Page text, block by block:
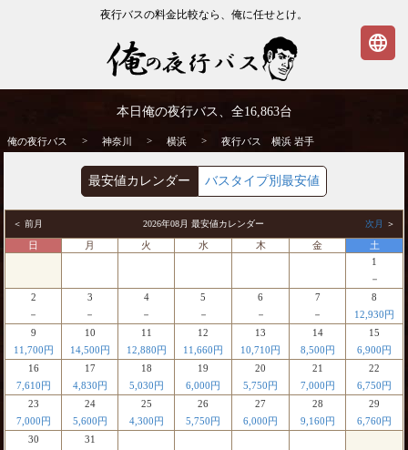
夜行バスの料金比較なら、俺に任せとけ。
夜行バス
本日俺の夜行バス、全16,863台
俺の夜行バス > 神奈川 > 横浜 > 夜行バス 横浜 岩手
最安値カレンダー バスタイプ別最安値
＜ 前月 2026年08月 最安値カレンダー 次月 ＞
日 月 火 水 木 金
土
1
－
2
－
3
－
4
－
5
－
6
－
7
－
8
12,930円
9
11,700円
10
14,500円
11
12,880円
12
11,660円
13
10,710円
14
8,500円
15
6,900円
16
7,610円
17
4,830円
18
5,030円
19
6,000円
20
5,750円
21
7,000円
22
6,750円
23
7,000円
24
5,600円
25
4,300円
26
5,750円
27
6,000円
28
9,160円
29
6,760円
30
31
language